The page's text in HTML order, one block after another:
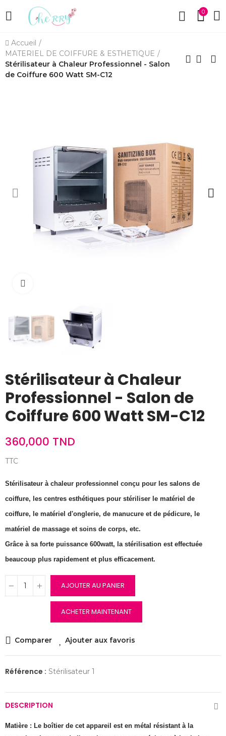
0
Accueil
MATERIEL DE COIFFURE & ESTHETIQUE
Stérilisateur à Chaleur Professionnel - Salon
de Coiffure 600 Watt SM-C12
Stérilisateur à Chaleur
Professionnel - Salon de
Coiffure 600 Watt SM-C12
360,000 TND
TTC
Stérilisateur à chaleur professionnel conçu pour les salons de
coiffure, les centres esthétiques pour stériliser le matériel de
coiffure, le matériel d'onglerie, de manucure et de pédicure, le
matériel de massage et soins de corps, etc.
Grâce à sa forte puissance 600watt, la stérilisation est effectuée
beaucoup plus rapidement et plus efficacement.
AJOUTER AU PANIER
ACHETER MAINTENANT
Comparer Ajouter aux favoris
Référence : Stérilisateur 1
DESCRIPTION
Matière : Le boîtier de cet appareil est en métal résistant à la